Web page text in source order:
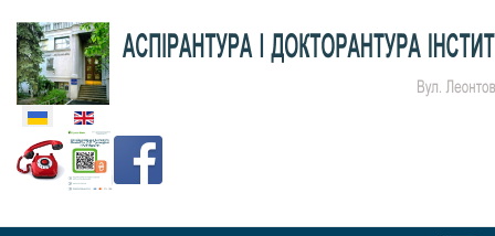
Оберіть свою мову